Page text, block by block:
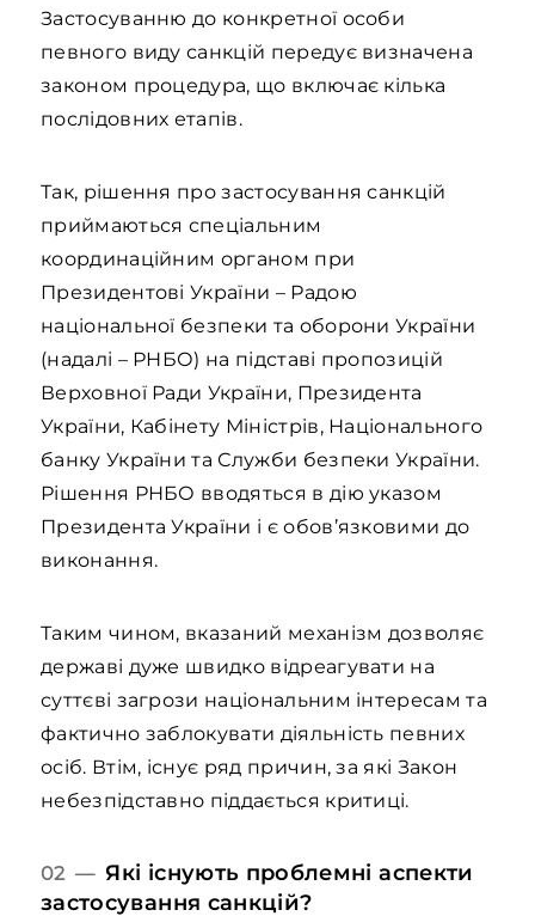
Застосуванню до конкретної особи
певного виду санкцій передує визначена
законом процедура, що включає кілька
послідовних етапів.
Так, рішення про застосування санкцій
приймаються спеціальним
координаційним органом при
Президентові України – Радою
національної безпеки та оборони України
(надалі – РНБО) на підставі пропозицій
Верховної Ради України, Президента
України, Кабінету Міністрів, Національного
банку України та Служби безпеки України.
Рішення РНБО вводяться в дію указом
Президента України і є обов’язковими до
виконання.
Таким чином, вказаний механізм дозволяє
державі дуже швидко відреагувати на
суттєві загрози національним інтересам та
фактично заблокувати діяльність певних
осіб. Втім, існує ряд причин, за які Закон
небезпідставно піддається критиці.
02 — Які існують проблемні аспекти
застосування санкцій?